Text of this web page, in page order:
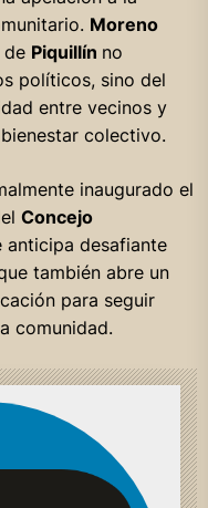
Moreno
de Piquillín no
políticos, sino del
entre vecinos y
colectivo.
inaugurado el
Concejo
anticipa desafiante
también abre un
para seguir
comunidad.